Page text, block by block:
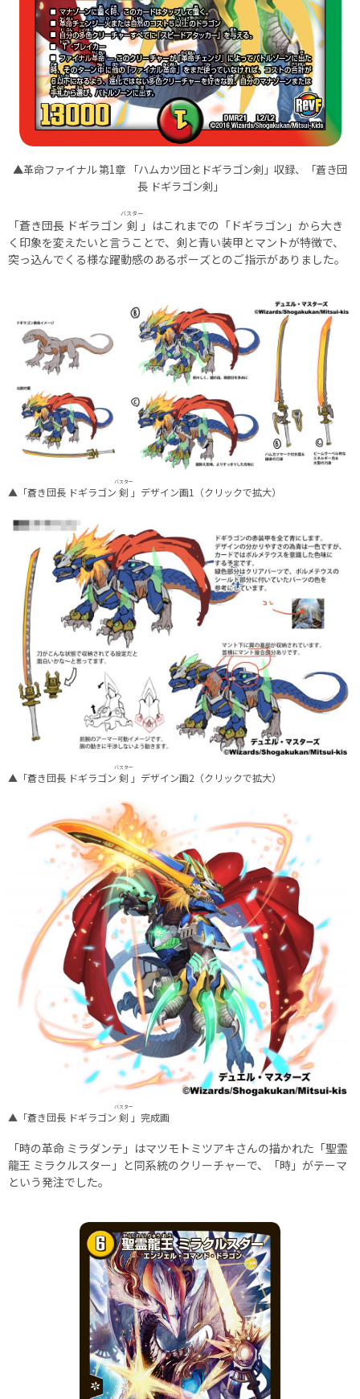
▲革命ファイナル 第1章 「ハムカツ団とドギラゴン剣」収録、「蒼き団
長 ドギラゴン剣」
「蒼き団長 ドギラゴン 剣
バスター
」はこれまでの「ドギラゴン」から大き
く印象を変えたいと言うことで、剣と青い装甲とマントが特徴で、
突っ込んでくる様な躍動感のあるポーズとのご指示がありました。
▲「蒼き団長 ドギラゴン 剣
バスター
」デザイン画1（クリックで拡大）
▲「蒼き団長 ドギラゴン 剣
バスター
」デザイン画2（クリックで拡大）
▲「蒼き団長 ドギラゴン 剣
バスター
」完成画
「時の革命 ミラダンテ」はマツモトミツアキさんの描かれた「聖霊
龍王 ミラクルスター」と同系統のクリーチャーで、「時」がテーマ
という発注でした。